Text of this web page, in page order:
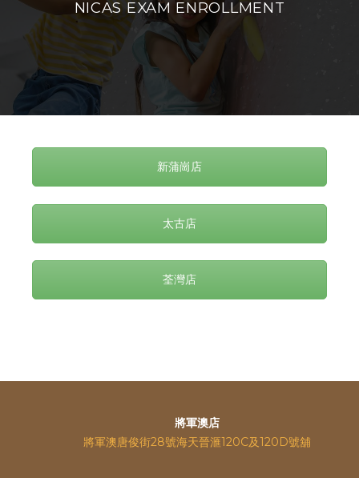
NICAS EXAM ENROLLMENT
新蒲崗店
太古店
荃灣店
將軍澳店
將軍澳唐俊街28號海天晉滙120C及120D號舖